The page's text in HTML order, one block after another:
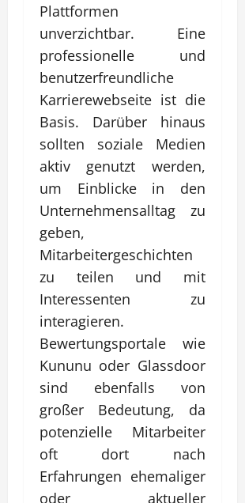
Plattformen
unverzichtbar. Eine
professionelle und
benutzerfreundliche
Karrierewebseite ist die
Basis. Darüber hinaus
sollten soziale Medien
aktiv genutzt werden,
um Einblicke in den
Unternehmensalltag zu
geben,
Mitarbeitergeschichten
zu teilen und mit
Interessenten zu
interagieren.
Bewertungsportale wie
Kununu oder Glassdoor
sind ebenfalls von
großer Bedeutung, da
potenzielle Mitarbeiter
oft dort nach
Erfahrungen ehemaliger
oder aktueller